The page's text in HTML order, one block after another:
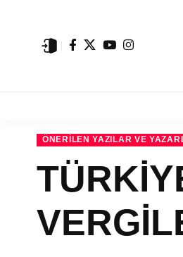
ÖNERILEN YAZILAR VE